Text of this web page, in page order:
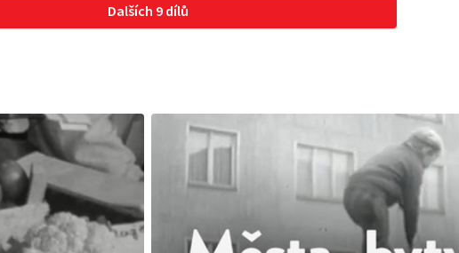
Dalších 9 dílů